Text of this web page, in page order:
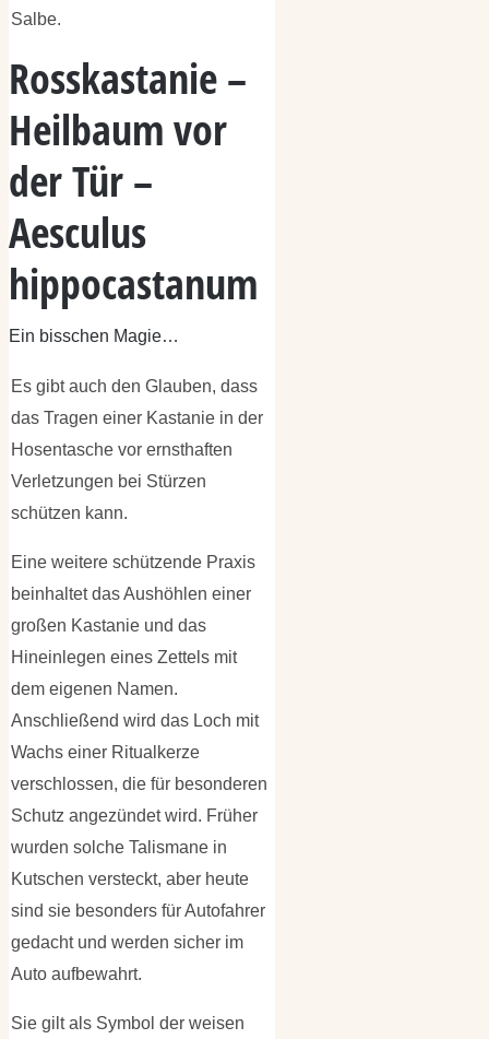
Salbe.
Rosskastanie –
Heilbaum vor
der Tür –
Aesculus
hippocastanum
Ein bisschen Magie…
Es gibt auch den Glauben, dass
das Tragen einer Kastanie in der
Hosentasche vor ernsthaften
Verletzungen bei Stürzen
schützen kann.
Eine weitere schützende Praxis
beinhaltet das Aushöhlen einer
großen Kastanie und das
Hineinlegen eines Zettels mit
dem eigenen Namen.
Anschließend wird das Loch mit
Wachs einer Ritualkerze
verschlossen, die für besonderen
Schutz angezündet wird. Früher
wurden solche Talismane in
Kutschen versteckt, aber heute
sind sie besonders für Autofahrer
gedacht und werden sicher im
Auto aufbewahrt.
Sie gilt als Symbol der weisen